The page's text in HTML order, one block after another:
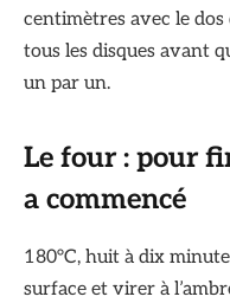
centimètres avec le
tous les disques avant
un par un.
Le four : pour
a commencé
180°C, huit à dix
surface et virer à